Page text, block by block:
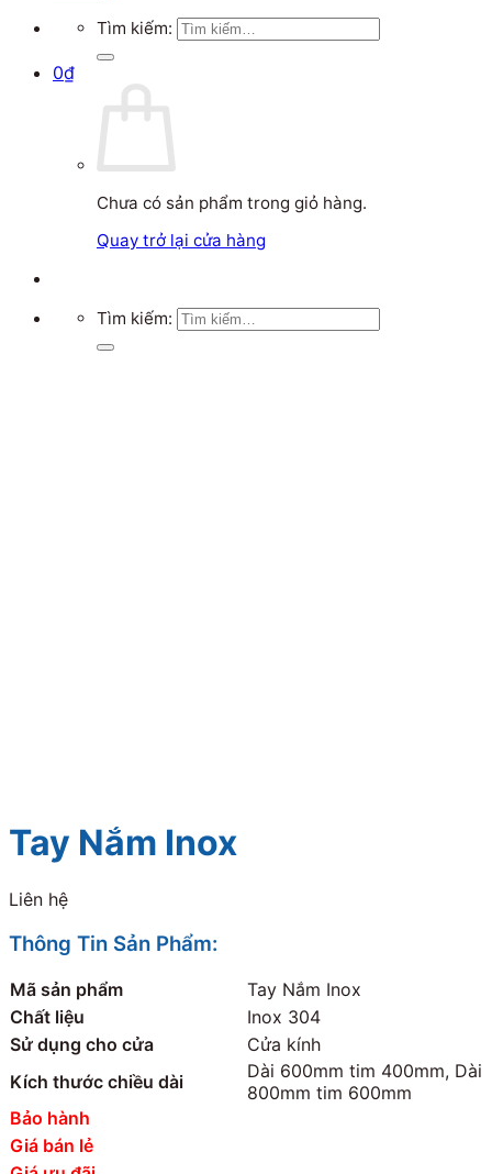
Tìm kiếm:
0₫
Chưa có sản phẩm trong giỏ hàng.
Quay trở lại cửa hàng
Tìm kiếm:
Tay Nắm Inox
Liên hệ
Thông Tin Sản Phẩm:
Mã sản phẩm
Tay Nắm Inox
Chất liệu
Inox 304
Sử dụng cho cửa
Cửa kính
Kích thước chiều dài
Dài 600mm tim 400mm, Dài
800mm tim 600mm
Bảo hành
Giá bán lẻ